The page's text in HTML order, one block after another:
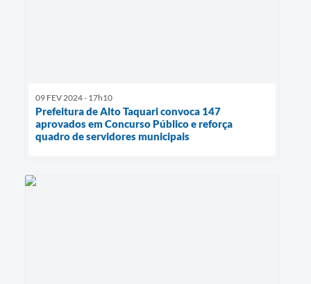
09 FEV 2024 - 17h10
Prefeitura de Alto Taquari convoca 147
aprovados em Concurso Público e reforça
quadro de servidores municipais